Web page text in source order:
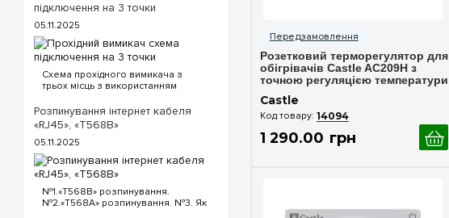
Розетковий терморегулятор для
обігрівачів Castle AC209H з
точною регуляцією температури
Castle
14094
1 290.00 грн
підключення на 3 точки
05.11.2025
Схема прохідного вимикача з
трьох місць з використанням
вимикача. Для реалізації схеми
прохідних вимикачів з трьох точок
будуть потрібні наступні вимикачі:
Два од...
Розпинування інтернет кабеля
«RJ45», «T568B»
05.11.2025
№1.«T568B» розпинування.
№2.«T568A» розпинування. №3. Як